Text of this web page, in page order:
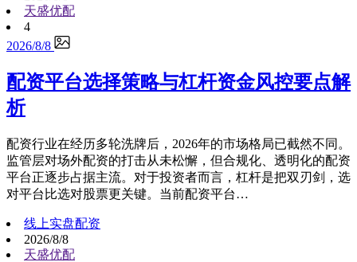
天盛优配
4
2026/8/8
配资平台选择策略与杠杆资金风控要点解
析
配资行业在经历多轮洗牌后，2026年的市场格局已截然不同。
监管层对场外配资的打击从未松懈，但合规化、透明化的配资
平台正逐步占据主流。对于投资者而言，杠杆是把双刃剑，选
对平台比选对股票更关键。当前配资平台…
线上实盘配资
2026/8/8
天盛优配